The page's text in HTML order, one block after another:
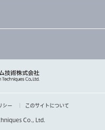
シー このサイトについて
Co., Ltd.